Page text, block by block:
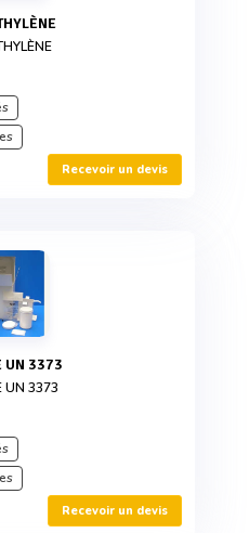
Recevoir un devis
UN 3373
UN 3373
Recevoir un devis